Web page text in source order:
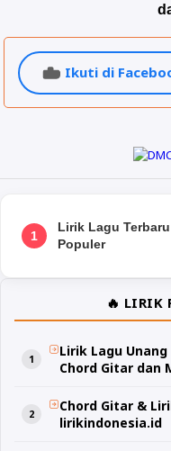
Ikuti di
1
Lirik Lagu
Populer
🔥 LIRIK
Lirik Lagu
Chord Gitar dan
Chord Gitar &
lirikindonesia.id